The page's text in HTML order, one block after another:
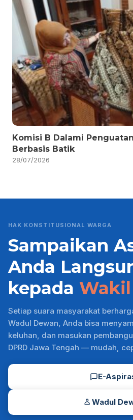
Komisi B Dalami
Berbasis Batik
28/07/2026
HAK KONSTITUSIONAL WARGA
Sampaikan
Anda
kepada
Setiap suara masyarakat
Wadul Dewan, Anda bisa
keluhan, dan masukan
DPRD Jawa Tengah — mudah,
E-
Wadul